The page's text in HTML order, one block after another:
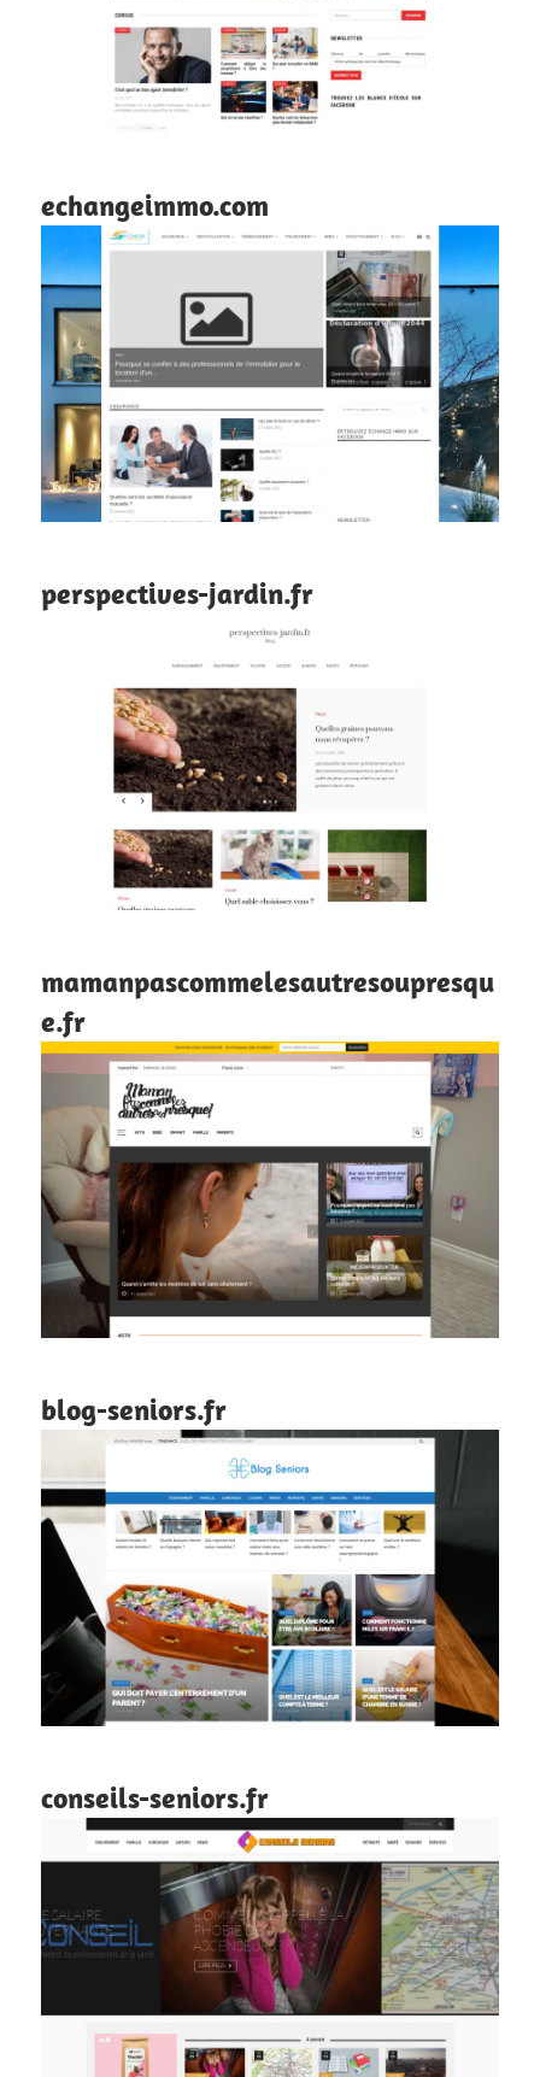
echangeimmo.com
perspectives-jardin.fr
mamanpascommelesautresoupresqu
e.fr
blog-seniors.fr
conseils-seniors.fr